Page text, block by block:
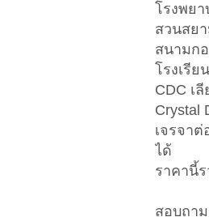
โรงพย
สวนสย
สนามก
โรงเรี
CDC เ
Crystal
เจรจา
ได้
ราคานี้
สอบถา